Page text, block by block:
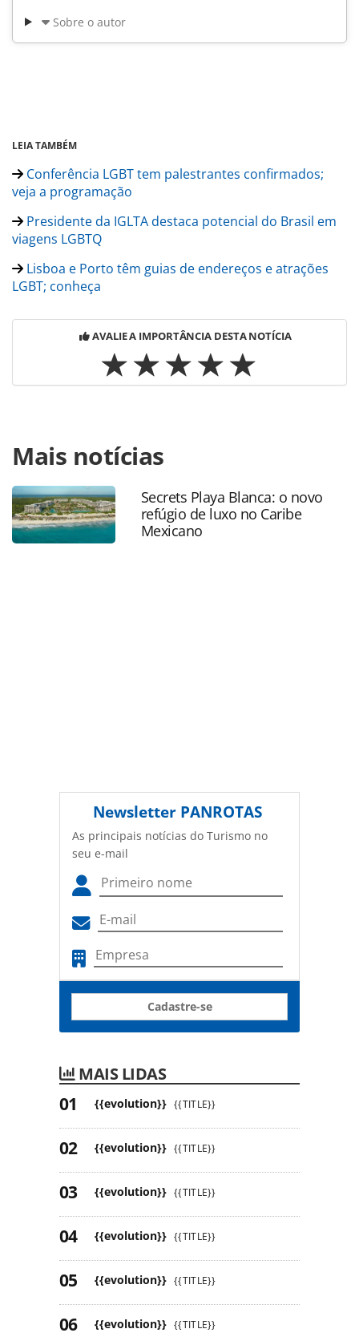
Sobre o autor
LEIA TAMBÉM
Conferência LGBT tem palestrantes confirmados;
veja a programação
Presidente da IGLTA destaca potencial do Brasil em
viagens LGBTQ
Lisboa e Porto têm guias de endereços e atrações
LGBT; conheça
AVALIE A IMPORTÂNCIA DESTA NOTÍCIA
https://www.panrotas.com.br/mercado/economia-e-
politica/2019/08/em-alta-publico-lgbtq-movimenta-us-218-
bilhoes-no-turismo_166421.html ou as ferramentas
oferecidas na página. Todo o conteúdo produzido pela
PANROTAS Editora é protegido pela legislação brasileira
sobre direito autoral. Não reproduza o conteúdo sem
Mais notícias
Secrets Playa Blanca: o novo
refúgio de luxo no Caribe
Mexicano
Newsletter PANROTAS
As principais notícias do Turismo no
seu e-mail
Cadastre-se
MAIS LIDAS
{{evolution}} {{TITLE}}
{{evolution}} {{TITLE}}
{{evolution}} {{TITLE}}
{{evolution}} {{TITLE}}
{{evolution}} {{TITLE}}
{{evolution}} {{TITLE}}